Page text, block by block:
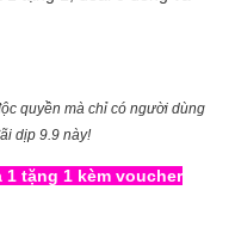
quyền mà chỉ có người dùng
dịp 9.9 này!
1 tặng 1 kèm voucher